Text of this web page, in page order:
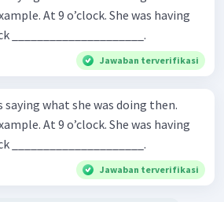
was having
o’clock _____________________.
Jawaban terverifikasi
what she was doing then.
was having
o’clock _____________________.
Jawaban terverifikasi